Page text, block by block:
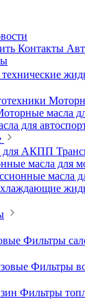
Контакты
масла
для
для АКПП
масла для
масла
Фильтры
Фильтры
Фильтры